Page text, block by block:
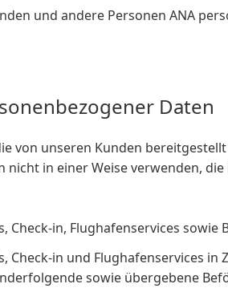
und andere Personen ANA
Daten
von unseren Kunden
nicht in einer Weise verwenden,
Check-in, Flughafenservices
Check-in und Flughafenservices
sowie übergebene